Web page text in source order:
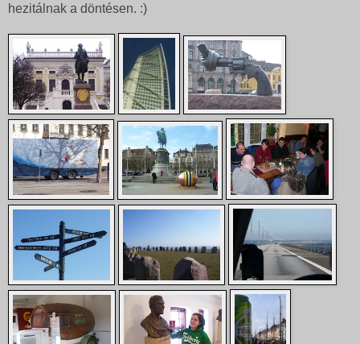
hezitálnak a döntésen. :)